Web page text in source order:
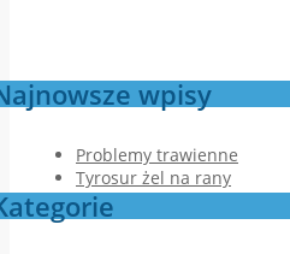
wpisy
Problemy trawienne
Tyrosur żel na rany
Jak przebiega pierwsza